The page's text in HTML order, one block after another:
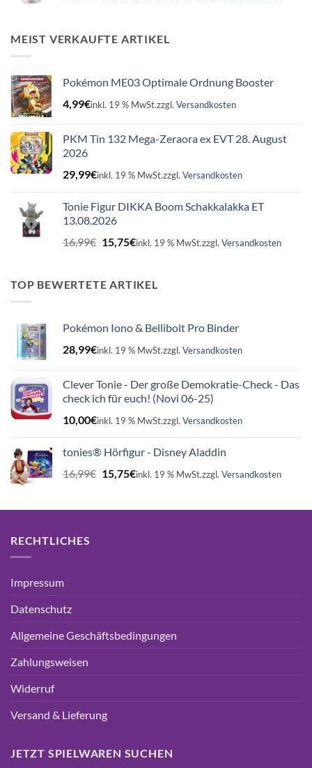
Preis
16,99€15,75€.
MEIST VERKAUFTE ARTIKEL
Pokémon ME03 Optimale Ordnung Booster
4,99€inkl. 19 % MwSt.zzgl. Versandkosten
PKM Tin 132 Mega-Zeraora ex EVT 28. August
2026
29,99€inkl. 19 % MwSt.zzgl. Versandkosten
Tonie Figur DIKKA Boom Schakkalakka ET
13.08.2026
16,99€ Ursprünglicher
Preis
16,99€
15,75€Aktueller
15,75€.
inkl. 19 % MwSt.zzgl. Versandkosten
TOP BEWERTETE ARTIKEL
Pokémon Iono & Bellibolt Pro Binder
28,99€inkl. 19 % MwSt.zzgl. Versandkosten
Clever Tonie - Der große Demokratie-Check - Das
check ich für euch! (Novi 06-25)
10,00€inkl. 19 % MwSt.zzgl. Versandkosten
tonies® Hörfigur - Disney Aladdin
16,99€ Ursprünglicher
Preis
16,99€
15,75€Aktueller
15,75€.
inkl. 19 % MwSt.zzgl. Versandkosten
RECHTLICHES
Impressum
Datenschutz
Allgemeine Geschäftsbedingungen
Zahlungsweisen
Widerruf
Versand & Lieferung
JETZT SPIELWAREN SUCHEN